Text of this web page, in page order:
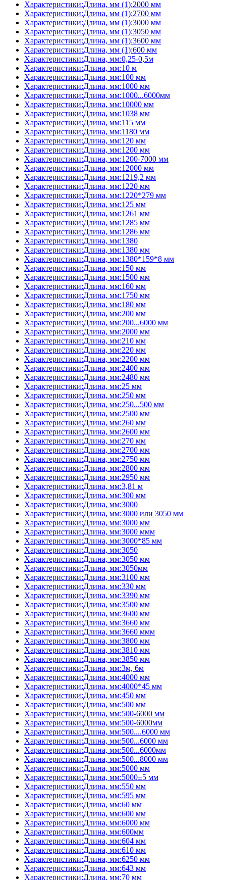
Характеристики:Длина, мм (1):2000 мм
Характеристики:Длина, мм (1):2700 мм
Характеристики:Длина, мм (1):3000 мм
Характеристики:Длина, мм (1):3050 мм
Характеристики:Длина, мм (1):3600 мм
Характеристики:Длина, мм (1):600 мм
Характеристики:Длина, мм:0,25-0,5м
Характеристики:Длина, мм:10 м
Характеристики:Длина, мм:100 мм
Характеристики:Длина, мм:1000 мм
Характеристики:Длина, мм:1000...6000мм
Характеристики:Длина, мм:10000 мм
Характеристики:Длина, мм:1038 мм
Характеристики:Длина, мм:115 мм
Характеристики:Длина, мм:1180 мм
Характеристики:Длина, мм:120 мм
Характеристики:Длина, мм:1200 мм
Характеристики:Длина, мм:1200-7000 мм
Характеристики:Длина, мм:12000 мм
Характеристики:Длина, мм:1219,2 мм
Характеристики:Длина, мм:1220 мм
Характеристики:Длина, мм:1220*279 мм
Характеристики:Длина, мм:125 мм
Характеристики:Длина, мм:1261 мм
Характеристики:Длина, мм:1285 мм
Характеристики:Длина, мм:1286 мм
Характеристики:Длина, мм:1380
Характеристики:Длина, мм:1380 мм
Характеристики:Длина, мм:1380*159*8 мм
Характеристики:Длина, мм:150 мм
Характеристики:Длина, мм:1500 мм
Характеристики:Длина, мм:160 мм
Характеристики:Длина, мм:1750 мм
Характеристики:Длина, мм:180 мм
Характеристики:Длина, мм:200 мм
Характеристики:Длина, мм:200...6000 мм
Характеристики:Длина, мм:2000 мм
Характеристики:Длина, мм:210 мм
Характеристики:Длина, мм:220 мм
Характеристики:Длина, мм:2200 мм
Характеристики:Длина, мм:2400 мм
Характеристики:Длина, мм:2480 мм
Характеристики:Длина, мм:25 мм
Характеристики:Длина, мм:250 мм
Характеристики:Длина, мм:250...500 мм
Характеристики:Длина, мм:2500 мм
Характеристики:Длина, мм:260 мм
Характеристики:Длина, мм:2600 мм
Характеристики:Длина, мм:270 мм
Характеристики:Длина, мм:2700 мм
Характеристики:Длина, мм:2750 мм
Характеристики:Длина, мм:2800 мм
Характеристики:Длина, мм:2950 мм
Характеристики:Длина, мм:3,81 м
Характеристики:Длина, мм:300 мм
Характеристики:Длина, мм:3000
Характеристики:Длина, мм:3000 или 3050 мм
Характеристики:Длина, мм:3000 мм
Характеристики:Длина, мм:3000 ммм
Характеристики:Длина, мм:3000*85 мм
Характеристики:Длина, мм:3050
Характеристики:Длина, мм:3050 мм
Характеристики:Длина, мм:3050мм
Характеристики:Длина, мм:3100 мм
Характеристики:Длина, мм:330 мм
Характеристики:Длина, мм:3390 мм
Характеристики:Длина, мм:3500 мм
Характеристики:Длина, мм:3600 мм
Характеристики:Длина, мм:3660 мм
Характеристики:Длина, мм:3660 ммм
Характеристики:Длина, мм:3800 мм
Характеристики:Длина, мм:3810 мм
Характеристики:Длина, мм:3850 мм
Характеристики:Длина, мм:3м, 6м
Характеристики:Длина, мм:4000 мм
Характеристики:Длина, мм:4000*45 мм
Характеристики:Длина, мм:450 мм
Характеристики:Длина, мм:500 мм
Характеристики:Длина, мм:500-6000 мм
Характеристики:Длина, мм:500-6000мм
Характеристики:Длина, мм:500....6000 мм
Характеристики:Длина, мм:500...6000 мм
Характеристики:Длина, мм:500...6000мм
Характеристики:Длина, мм:500...8000 мм
Характеристики:Длина, мм:5000 мм
Характеристики:Длина, мм:5000±5 мм
Характеристики:Длина, мм:550 мм
Характеристики:Длина, мм:595 мм
Характеристики:Длина, мм:60 мм
Характеристики:Длина, мм:600 мм
Характеристики:Длина, мм:6000 мм
Характеристики:Длина, мм:600мм
Характеристики:Длина, мм:604 мм
Характеристики:Длина, мм:610 мм
Характеристики:Длина, мм:6250 мм
Характеристики:Длина, мм:643 мм
Характеристики:Длина, мм:70 мм